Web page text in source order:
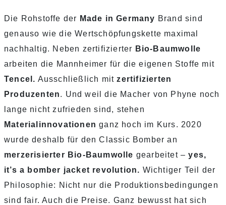
Die Rohstoffe der Made in Germany Brand sind
genauso wie die Wertschöpfungskette maximal
nachhaltig. Neben zertifizierter Bio-Baumwolle
arbeiten die Mannheimer für die eigenen Stoffe mit
Tencel. Ausschließlich mitzertifizierten
Produzenten. Und weil die Macher von Phyne noch
lange nicht zufrieden sind, stehen
Materialinnovationen ganz hoch im Kurs. 2020
wurde deshalb für den Classic Bomber an
merzerisierter Bio-Baumwolle gearbeitet –yes,
it’s a bomber jacket revolution. Wichtiger Teil der
Philosophie: Nicht nur die Produktionsbedingungen
sind fair. Auch die Preise. Ganz bewusst hat sich